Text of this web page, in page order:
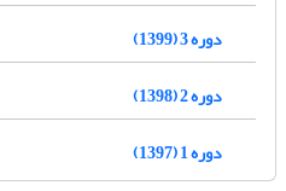
دوره 3 (1399)
دوره 2 (1398)
دوره 1 (1397)